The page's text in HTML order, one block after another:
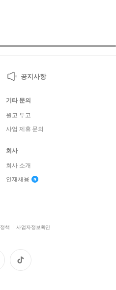
공지사항
기타 문의
원고 투고
사업 제휴 문의
회사
회사 소개
인재채용
책 사업자정보확인
틱
톡